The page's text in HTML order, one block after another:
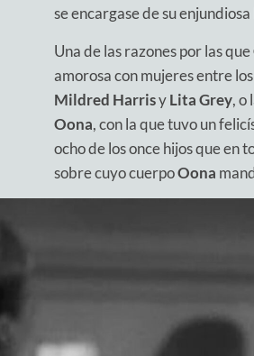
se encargase de su
Una de las razones por las que
amorosa con mujeres entre
Mildred HarrisyLita Grey, o
Oona, con la que tuvo un
ocho de los once hijos que en
sobre cuyo cuerpoOona